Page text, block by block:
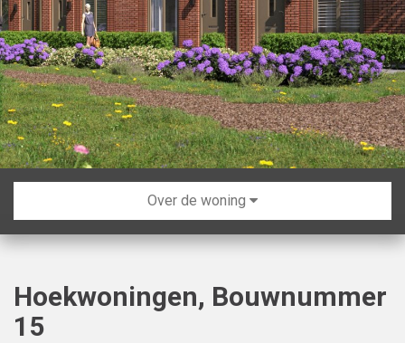
Over de woning
Hoekwoningen, Bouwnummer
15